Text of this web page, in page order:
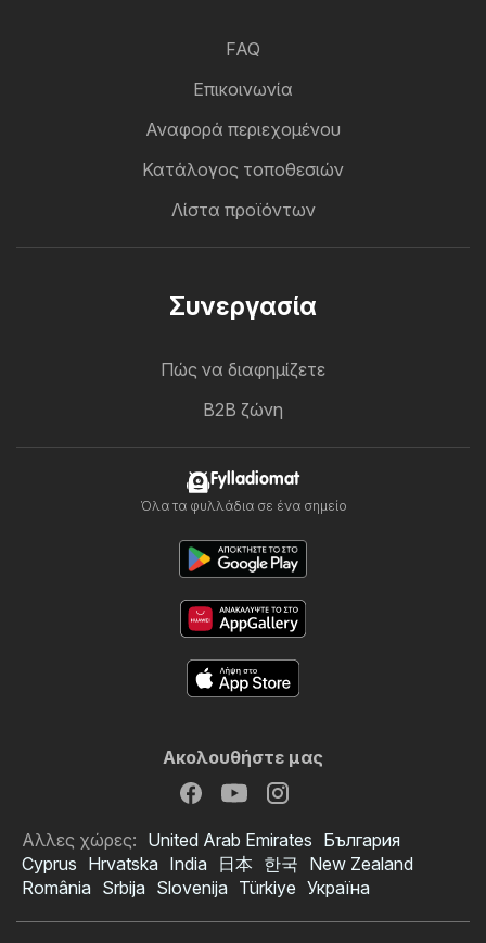
FAQ
Επικοινωνία
Αναφορά περιεχομένου
Κατάλογος τοποθεσιών
Λίστα προϊόντων
Συνεργασία
Πώς να διαφημίζετε
B2B ζώνη
Fylladiomat
Όλα τα φυλλάδια σε ένα σημείο
Ακολουθήστε μας
Αλλες χώρες: United Arab Emirates България
Cyprus Hrvatska India 日本 한국 New Zealand
România Srbija Slovenija Türkiye Україна